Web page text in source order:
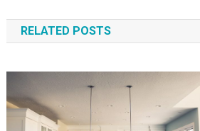
wpisu
RELATED POSTS